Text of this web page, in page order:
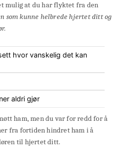
mulig at du har flyktet fra den
som kunne helbrede hjertet ditt og
hvor vanskelig det kan
aldri gjør
ham, men du var for redd for å
fra fortiden hindret ham i å
til hjertet ditt.